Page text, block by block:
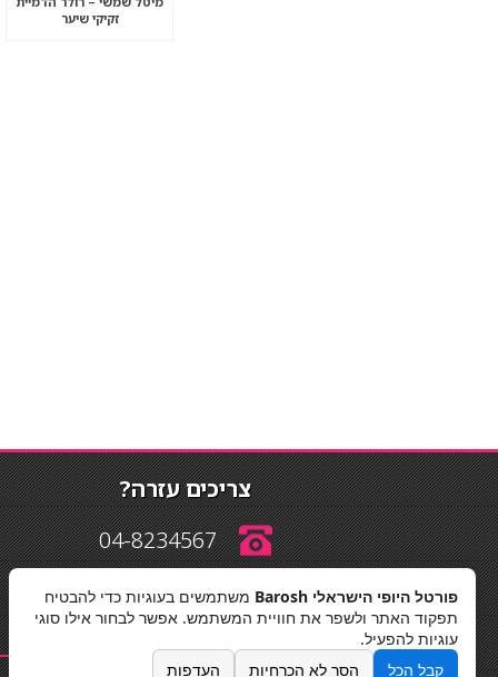
זקיקי שיער
צריכים עזרה?
04-8234567
info@barosh.co.il פורטל היופי הישראלי Barosh
משתמשים בעוגיות כדי להבטיח
תפקוד האתר ולשפר את חוויית המשתמש. אפשר לבחור אילו סוגי
עוגיות להפעיל.
קבל הכל
הסר לא הכרחיות העדפות